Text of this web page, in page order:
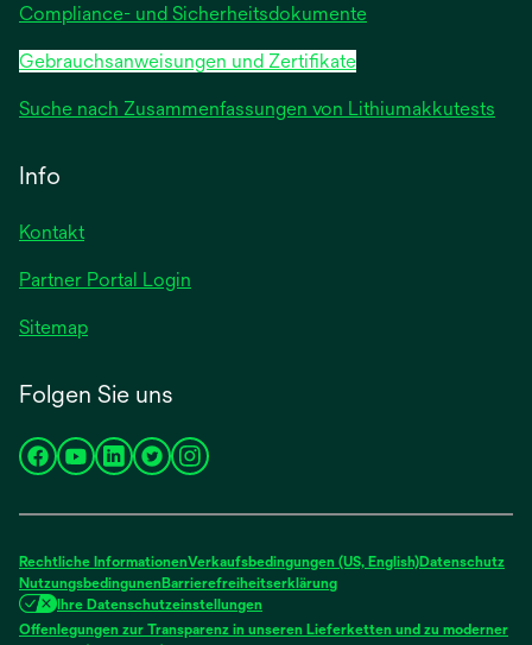
Compliance- und Sicherheitsdokumente
Gebrauchsanweisungen und Zertifikate
Suche nach Zusammenfassungen von Lithiumakkutests
Info
Kontakt
Partner Portal Login
Sitemap
Folgen Sie uns
wird
neuen
Registerkarte
geöffnet
wird
neuen
Registerkarte
geöffnet
wird
neuen
Registerkarte
geöffnet
wird
neuen
Registerkarte
geöffnet
wird
neuen
Registerkarte
geöffnet
Rechtliche InformationenVerkaufsbedingungen (US, English)Datenschutz
NutzungsbedingunenBarrierefreiheitserklärung
Ihre Datenschutzeinstellungen
Offenlegungen zur Transparenz in unseren Lieferketten und zu moderner